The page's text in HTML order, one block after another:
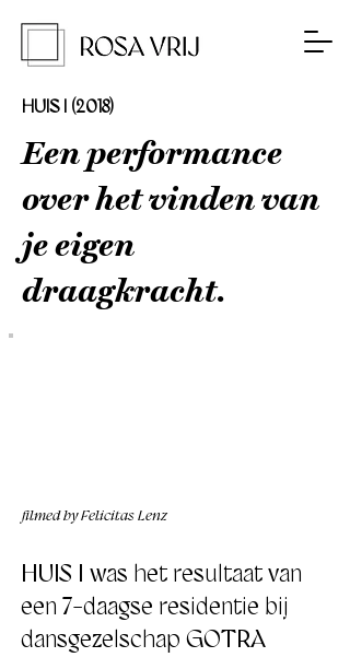
HUIS I (2018)
Een performance
over het vinden van
je eigen
draagkracht.
filmed by Felicitas Lenz
​HUIS I was het resultaat van
een 7-daagse residentie bij
dansgezelschap GOTRA